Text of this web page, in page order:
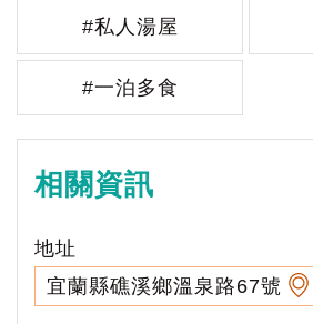
#私人湯屋
#一泊多食
相關資訊
地址
宜蘭縣礁溪鄉溫泉路67號